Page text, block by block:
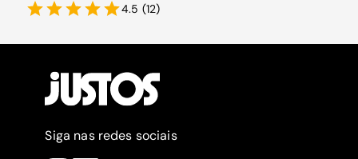
4.5 (12)
Siga nas redes sociais